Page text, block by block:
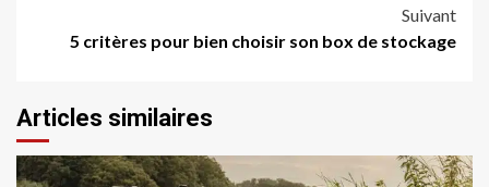
Suivant
5 critères pour bien choisir son box de stockage
Articles similaires